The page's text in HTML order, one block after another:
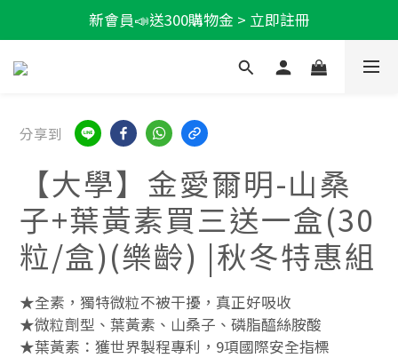
輕盈一夏★滿額86折
新會員📣送300購物金 > 立即註冊
加LINE好友★領100折價券
分享到
【大學】金愛爾明-山桑
子+葉黃素買三送一盒(30
粒/盒)(樂齡) |秋冬特惠組
★全素，獨特微粒不被干擾，真正好吸收
★微粒劑型、葉黃素、山桑子、磷脂醯絲胺酸
★葉黃素：獲世界製程專利，9項國際安全指標